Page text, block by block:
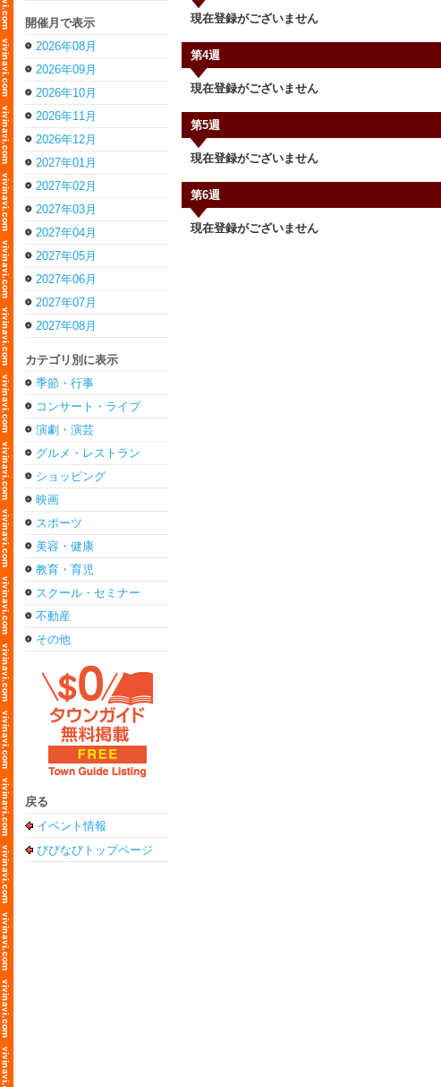
開催月で表示
2026年08月
2026年09月
2026年10月
2026年11月
2026年12月
2027年01月
2027年02月
2027年03月
2027年04月
2027年05月
2027年06月
2027年07月
2027年08月
カテゴリ別に表示
季節・行事
コンサート・ライブ
演劇・演芸
グルメ・レストラン
ショッピング
映画
スポーツ
美容・健康
教育・育児
スクール・セミナー
不動産
その他
戻る
イベント情報
びびなびトップページ
現在登録がございません
第4週
現在登録がございません
第5週
現在登録がございません
第6週
現在登録がございません